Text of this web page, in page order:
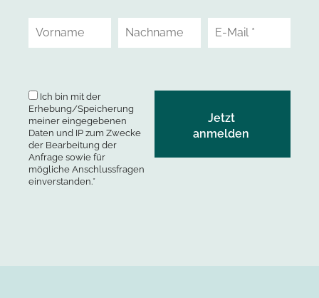
Ich bin mit der
Erhebung/Speicherung
meiner eingegebenen
Daten und IP zum Zwecke
der Bearbeitung der
Anfrage sowie für
mögliche Anschlussfragen
einverstanden.*